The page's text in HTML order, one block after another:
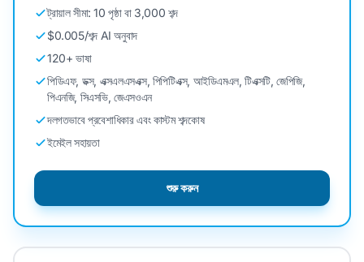
ট্রায়াল সীমা: 10 পৃষ্ঠা বা 3,000 শব্দ
$0.005/শব্দ AI অনুবাদ
120+ ভাষা
পিডিএফ, ডক্স, এক্সএলএসএক্স, পিপিটিএক্স, আইডিএমএল, টিএক্সটি, জেপিজি,
পিএনজি, সিএসভি, জেএসওএন
দলগতভাবে প্রবেশাধিকার এবং কাস্টম শব্দকোষ
ইমেইল সহায়তা
শুরু করুন